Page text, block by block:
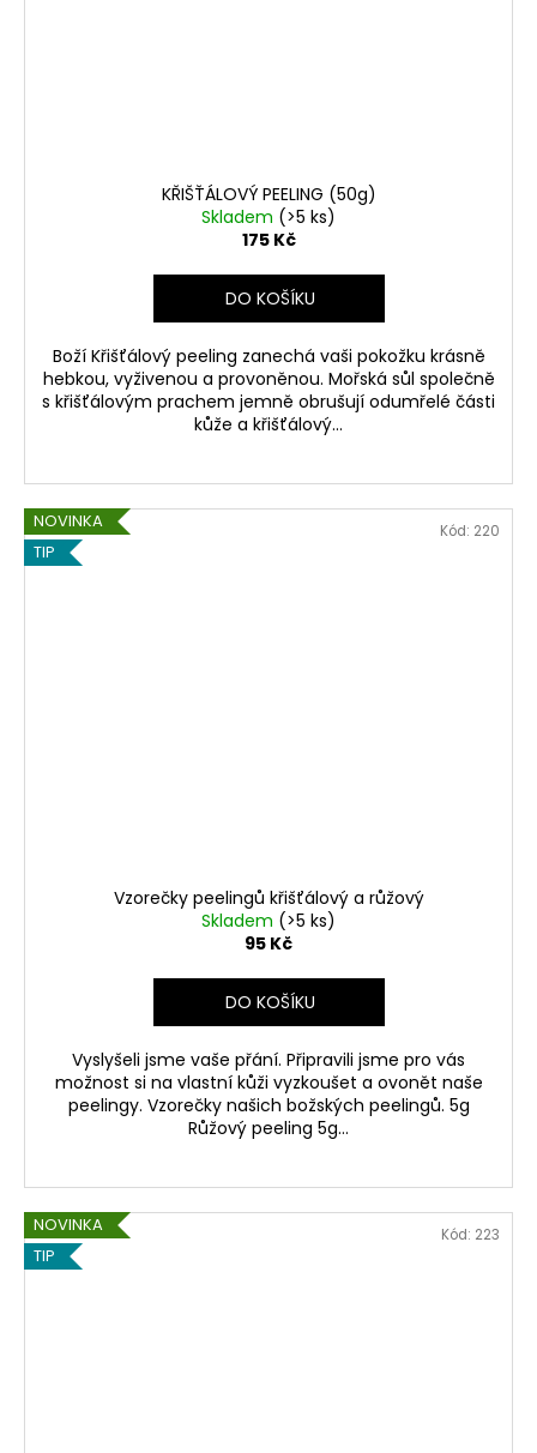
KŘIŠŤÁLOVÝ PEELING (50g)
Skladem (>5 ks)
175 Kč
DO KOŠÍKU
Boží Křišťálový peeling zanechá vaši pokožku krásně
hebkou, vyživenou a provoněnou. Mořská sůl společně
s křišťálovým prachem jemně obrušují odumřelé části
kůže a křišťálový...
NOVINKA
TIP
Vzorečky peelingů křišťálový a růžový
Skladem (>5 ks)
95 Kč
DO KOŠÍKU
Vyslyšeli jsme vaše přání. Připravili jsme pro vás
možnost si na vlastní kůži vyzkoušet a ovonět naše
peelingy. Vzorečky našich božských peelingů. 5g
Růžový peeling 5g...
Kód: 220
NOVINKA
TIP
Kód: 223